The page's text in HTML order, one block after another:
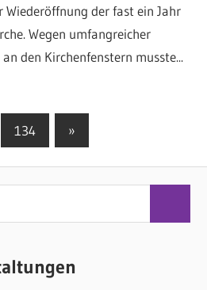
der fast ein Jahr
Wegen umfangreicher
den Kirchenfenstern musste...
134
Nächste
»